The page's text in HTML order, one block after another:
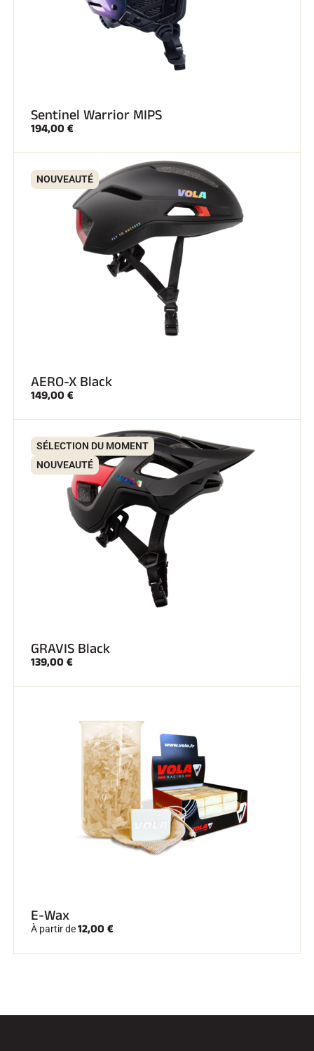
Sentinel Warrior MIPS
194,00 €
NOUVEAUTÉ
AERO-X Black
149,00 €
SÉLECTION DU MOMENT
NOUVEAUTÉ
GRAVIS Black
139,00 €
E-Wax
À partir de12,00 €